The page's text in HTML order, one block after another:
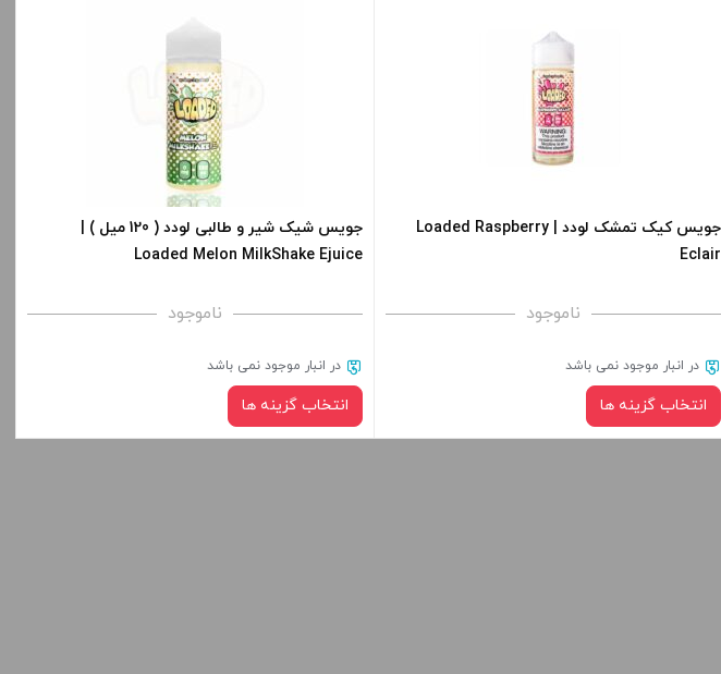
صاف
برای فعال شدن سبد خرید و نمایش قیمت ، گزینه
های محصول را از کادر بالا انتخاب کنید.
برای فعال شدن سبد خرید و نمایش قیمت ، گزینه
های محصول را از کادر بالا انتخاب کنید.
افزودن به سبد خرید
جویس کیک تمشک لودد | Loaded Raspberry
Eclair
ناموجود
در انبار موجود نمی باشد
انتخاب گزینه ها
جویس شیک شیر و طالبی لودد ( 120 میل ) |
Loaded Melon MilkShake Ejuice
ناموجود
در انبار موجود نمی باشد
انتخاب گزینه ها